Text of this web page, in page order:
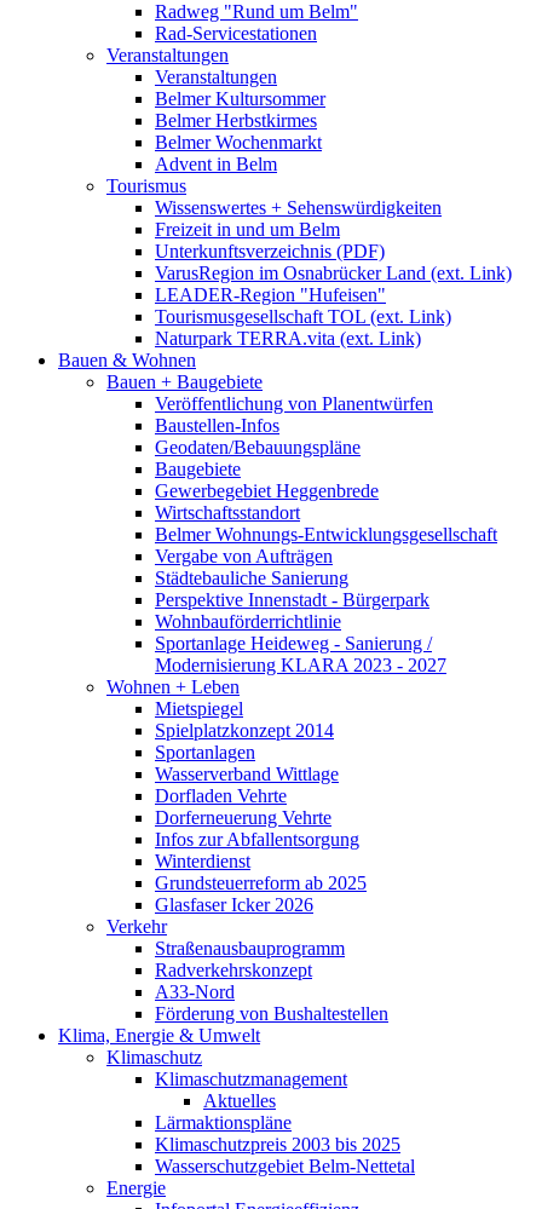
Radweg "Rund um Belm"
Rad-Servicestationen
Veranstaltungen
Veranstaltungen
Belmer Kultursommer
Belmer Herbstkirmes
Belmer Wochenmarkt
Advent in Belm
Tourismus
Wissenswertes + Sehenswürdigkeiten
Freizeit in und um Belm
Unterkunftsverzeichnis (PDF)
VarusRegion im Osnabrücker Land (ext. Link)
LEADER-Region "Hufeisen"
Tourismusgesellschaft TOL (ext. Link)
Naturpark TERRA.vita (ext. Link)
Bauen & Wohnen
Bauen + Baugebiete
Veröffentlichung von Planentwürfen
Baustellen-Infos
Geodaten/Bebauungspläne
Baugebiete
Gewerbegebiet Heggenbrede
Wirtschaftsstandort
Belmer Wohnungs-Entwicklungsgesellschaft
Vergabe von Aufträgen
Städtebauliche Sanierung
Perspektive Innenstadt - Bürgerpark
Wohnbauförderrichtlinie
Sportanlage Heideweg - Sanierung /
Modernisierung KLARA 2023 - 2027
Wohnen + Leben
Mietspiegel
Spielplatzkonzept 2014
Sportanlagen
Wasserverband Wittlage
Dorfladen Vehrte
Dorferneuerung Vehrte
Infos zur Abfallentsorgung
Winterdienst
Grundsteuerreform ab 2025
Glasfaser Icker 2026
Verkehr
Straßenausbauprogramm
Radverkehrskonzept
A33-Nord
Förderung von Bushaltestellen
Klima, Energie & Umwelt
Klimaschutz
Klimaschutzmanagement
Aktuelles
Lärmaktionspläne
Klimaschutzpreis 2003 bis 2025
Wasserschutzgebiet Belm-Nettetal
Energie